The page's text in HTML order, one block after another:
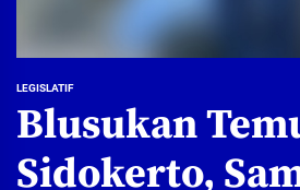
LEGISLATIF
Blusukan
Sidokerto,